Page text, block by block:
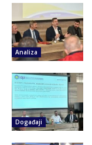
Analiza
Događaji